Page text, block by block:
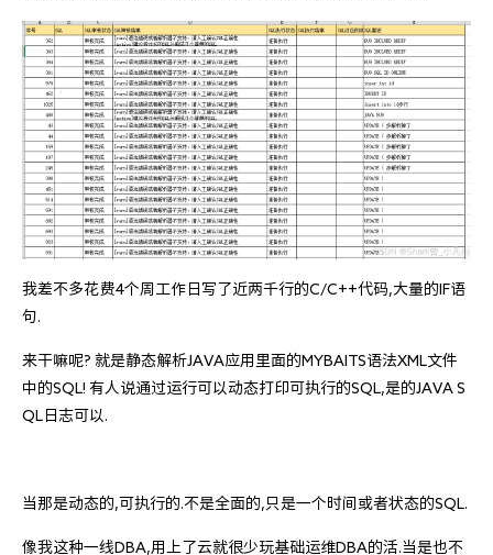
我差不多花费4个周工作日写了近两千行的C/C++代码,大量的IF语
句.
来干嘛呢? 就是静态解析JAVA应用里面的MYBAITS语法XML文件
中的SQL! 有人说通过运行可以动态打印可执行的SQL,是的JAVA S
QL日志可以.
当那是动态的,可执行的.不是全面的,只是一个时间或者状态的SQL.
像我这种一线DBA,用上了云就很少玩基础运维DBA的活.当是也不